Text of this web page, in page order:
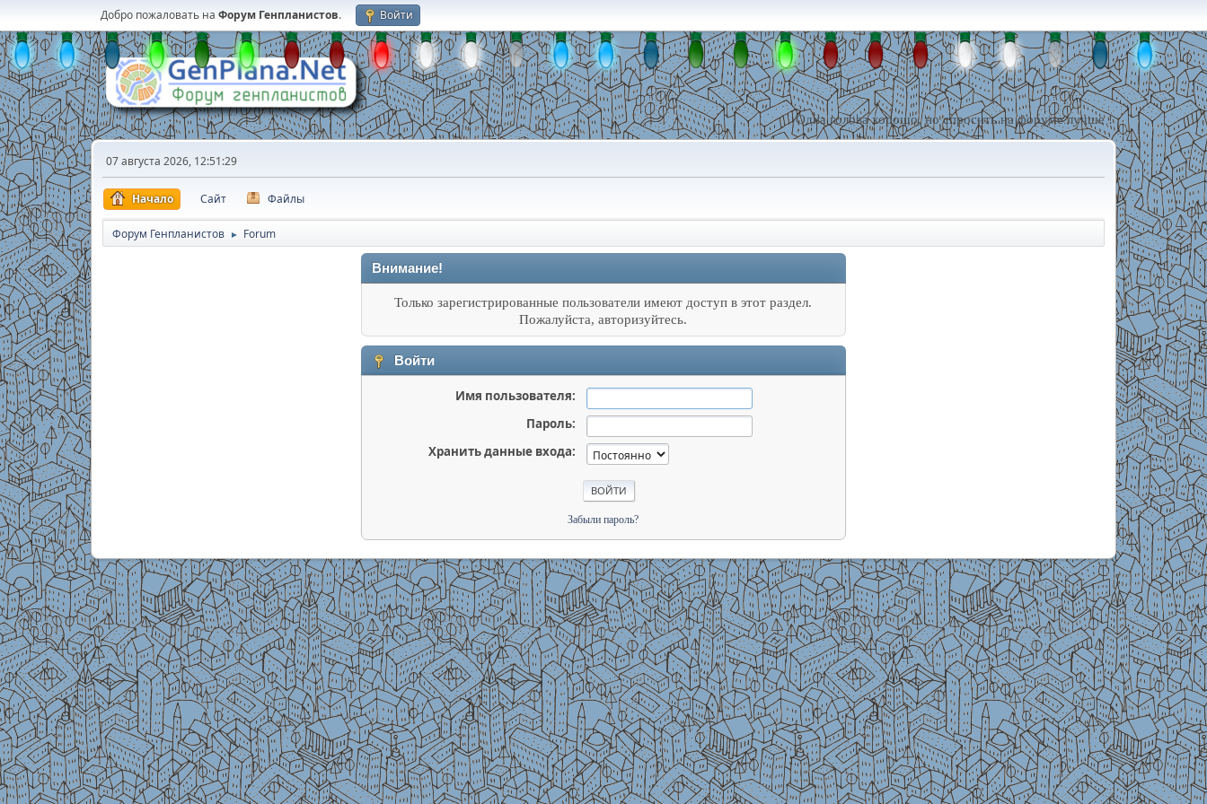
Добро пожаловать на Форум Генпланистов. Войти
Одна голова хорошо, но спросить на форуме лучше !
07 августа 2026, 12:51:29
Начало Сайт Файлы
Форум Генпланистов ► Forum
Внимание!
Только зарегистрированные пользователи имеют доступ в этот раздел.
Пожалуйста, авторизуйтесь.
Войти
Имя пользователя:
Пароль:
Хранить данные входа:
Забыли пароль?